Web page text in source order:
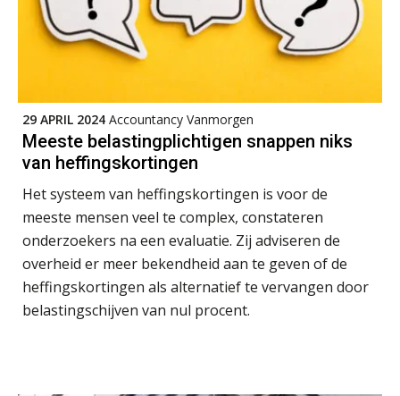
29 APRIL 2024 Accountancy Vanmorgen
Meeste belastingplichtigen snappen niks
van heffingskortingen
Het systeem van heffingskortingen is voor de
meeste mensen veel te complex, constateren
onderzoekers na een evaluatie. Zij adviseren de
overheid er meer bekendheid aan te geven of de
heffingskortingen als alternatief te vervangen door
belastingschijven van nul procent.